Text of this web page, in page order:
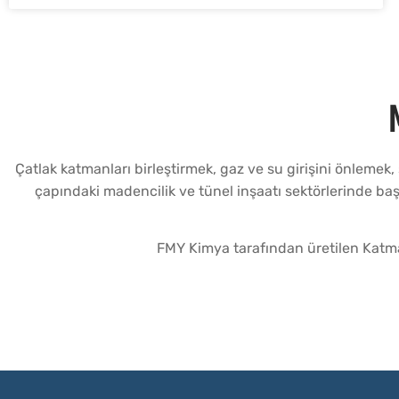
Çatlak katmanları birleştirmek, gaz ve su girişini
çapındaki madencilik ve tünel inşaatı sektörlerinde
FMY Kimya tarafından üretilen